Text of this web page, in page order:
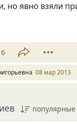
но явно взяли
08 мар 2013
популярные